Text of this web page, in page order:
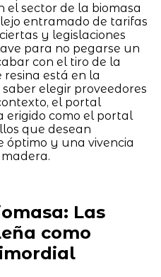
el sector de la biomasa
entramado de tarifas
y legislaciones
para no pegarse un
con el tiro de la
resina está en la
elegir proveedores
el portal
erigido como el portal
que desean
óptimo y una vivencia
Las
como